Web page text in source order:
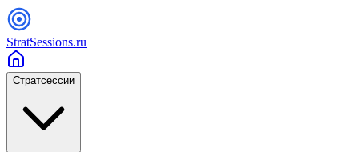
StratSessions.ru
Стратсессии